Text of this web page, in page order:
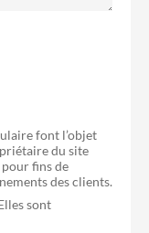
font l’objet
du site
pour fins de
des clients.
sont